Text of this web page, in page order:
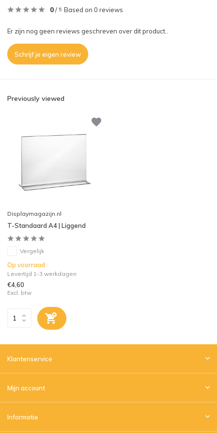
0/ 5 Based on 0 reviews
Er zijn nog geen reviews geschreven over dit product..
Schrijf je eigen review
Previously viewed
Displaymagazijn.nl
T-Standaard A4 | Liggend
Vergelijk
Op voorraad
Levertijd 1-3 werkdagen
€4,60
Excl. btw
Klantenservice
Mijn account
Informatie